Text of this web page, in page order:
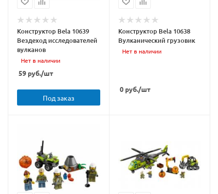
Конструктор Bela 10639
Вездеход исследователей
вулканов
Нет в наличии
59 руб./шт
Под заказ
Конструктор Bela 10638
Вулканический грузовик
Нет в наличии
0руб./шт